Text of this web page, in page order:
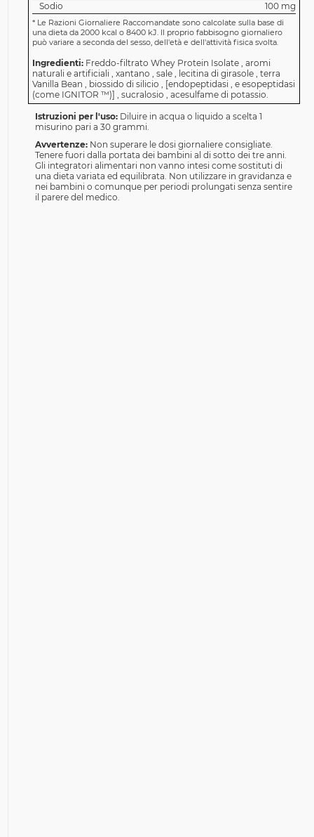
Sodio
100 mg
*Le Razioni Giornaliere Raccomandate sono calcolate sulla base di
una dieta da 2000 kcal o 8400 kJ. Il proprio fabbisogno giornaliero
può variare a seconda del sesso, dell'età e dell'attività fisica svolta.
Ingredienti: Freddo-filtrato Whey Protein Isolate , aromi
naturali e artificiali , xantano , sale , lecitina di girasole , terra
Vanilla Bean , biossido di silicio , [endopeptidasi , e esopeptidasi
(come IGNITOR ™)] , sucralosio , acesulfame di potassio.
Istruzioni per l'uso: Diluire in acqua o liquido a scelta 1
misurino pari a 30 grammi.
Avvertenze: Non superare le dosi giornaliere consigliate.
Tenere fuori dalla portata dei bambini al di sotto dei tre anni.
Gli integratori alimentari non vanno intesi come sostituti di
una dieta variata ed equilibrata. Non utilizzare in gravidanza e
nei bambini o comunque per periodi prolungati senza sentire
il parere del medico.